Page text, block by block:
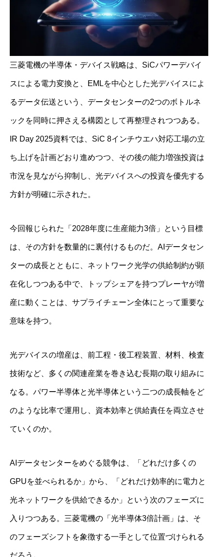
三菱電機の半導体・デバイス戦略は、SiCパワーデバイ
スによる電力変換と、EMLを中心とした光デバイスによ
るデータ伝送という、データセンターの2つのボトルネ
ックを同時に押さえる構図として再整理されつつある。
IR Day 2025資料では、SiC 8インチウエハ対応工場の立
ち上げを計画どおり進めつつ、その後の能力増強投資は
市況を見ながら抑制し、光デバイスへの投資を優先する
方針が明確に示された。
今回報じられた「2028年度に生産能力3倍」という目標
は、その方針を数量的に裏付けるものだ。AIデータセン
ターの成長とともに、ネットワーク光学の供給制約が顕
在化しつつある中で、トップシェアを持つプレーヤが増
産に動くことは、サプライチェーン全体にとって重要な
意味を持つ。
光デバイスの増産は、前工程・後工程装置、材料、検査
技術など、多くの関連産業を巻き込む長期の取り組みに
なる。パワー半導体と光半導体という二つの成長軸をど
のような比率で運用し、資本効率と供給責任を両立させ
ていくのか。
AIデータセンターをめぐる競争は、「どれだけ多くの
GPUを並べられるか」から、「どれだけ効率的に電力と
光ネットワークを供給できるか」という次のフェーズに
入りつつある。三菱電機の「光半導体3倍計画」は、そ
のフェーズシフトを象徴する一手として位置づけられる
だろう。